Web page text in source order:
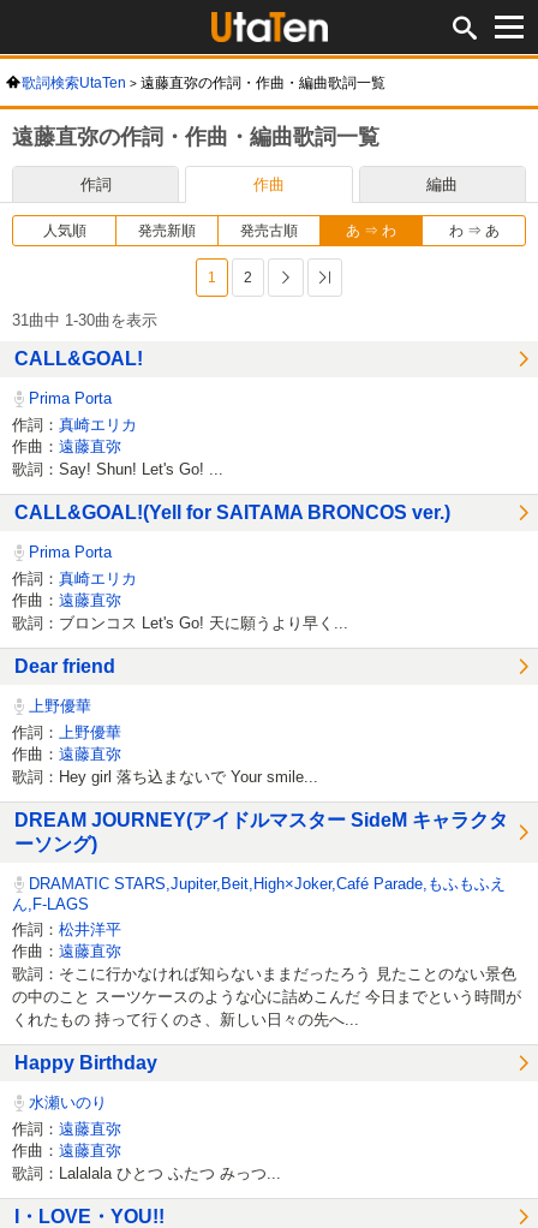
歌詞検索UtaTen 遠藤直弥の作詞・作曲・編曲歌詞一覧
遠藤直弥の作詞・作曲・編曲歌詞一覧
作詞 作曲 編曲
人気順 発売新順 発売古順 あ ⇒ わ わ ⇒ あ
1 2 次へ
31曲中 1-30曲を表示
CALL&GOAL!
Prima Porta
作詞： 真崎エリカ
作曲： 遠藤直弥
歌詞：Say! Shun! Let's Go! ...
CALL&GOAL!(Yell for SAITAMA BRONCOS ver.)
Prima Porta
作詞： 真崎エリカ
作曲： 遠藤直弥
歌詞：ブロンコス Let's Go! 天に願うより早く...
Dear friend
上野優華
作詞：
上野優華
作曲： 遠藤直弥
歌詞：Hey girl 落ち込まないで Your smile...
DREAM JOURNEY(アイドルマスター SideM キャラクタ
ーソング)
DRAMATIC STARS,Jupiter,Beit,High×Joker,Café Parade,もふもふえ
ん,F-LAGS
作詞： 松井洋平
作曲： 遠藤直弥
歌詞：そこに行かなければ知らないままだったろう 見たことのない景色
の中のこと スーツケースのような心に詰めこんだ 今日までという時間が
くれたもの 持って行くのさ、新しい日々の先へ...
Happy Birthday
水瀬いのり
作詞： 遠藤直弥
作曲： 遠藤直弥
歌詞：Lalalala ひとつ ふたつ みっつ...
I・LOVE・YOU!!